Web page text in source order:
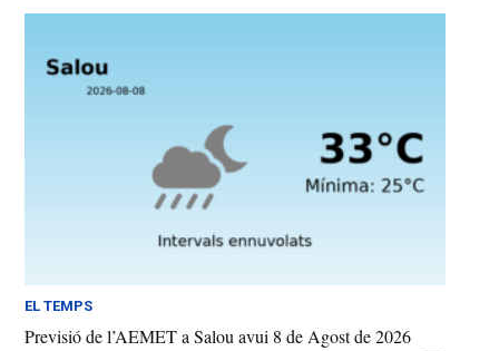
EL TEMPS
Previsió de l’AEMET a Salou avui 8 de Agost de 2026